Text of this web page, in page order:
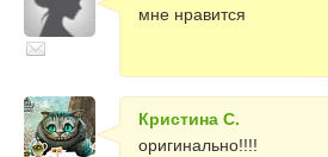
мне нравится
Кристина С.
оригинально!!!!